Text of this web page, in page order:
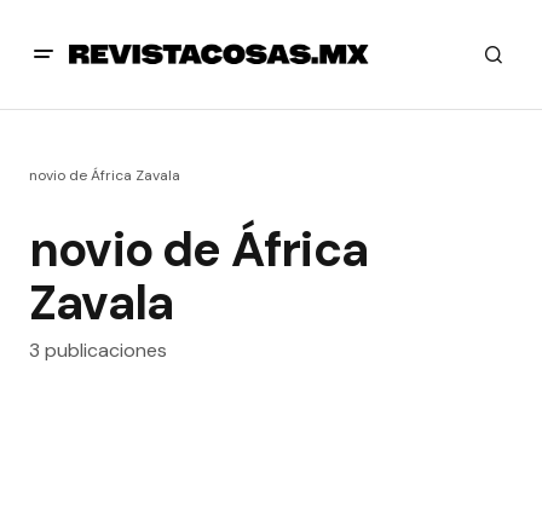
novio de África Zavala
novio de África
Zavala
3 publicaciones